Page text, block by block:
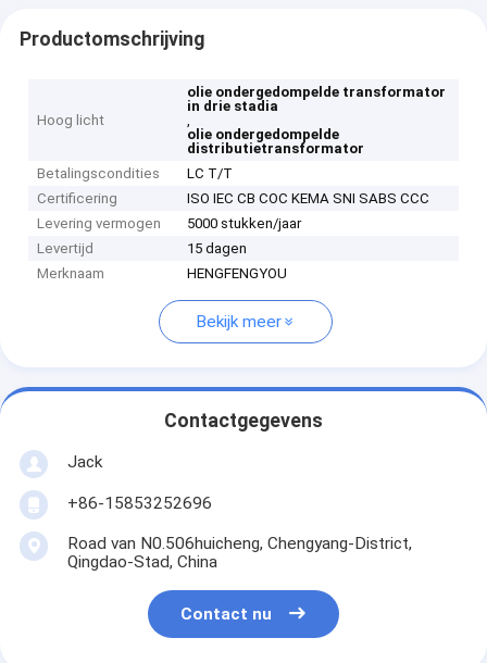
Productomschrijving
Hoog licht
olie ondergedompelde transformator
in drie stadia
,
olie ondergedompelde
distributietransformator
Betalingscondities
LC T/T
Certificering
ISO IEC CB COC KEMA SNI SABS CCC
Levering vermogen
5000 stukken/jaar
Levertijd
15 dagen
Merknaam
HENGFENGYOU
Bekijk meer
Contactgegevens
Jack
+86-15853252696
Road van N0.506huicheng, Chengyang-District,
Qingdao-Stad, China
Contact nu